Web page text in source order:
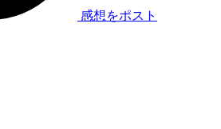
感想をポスト